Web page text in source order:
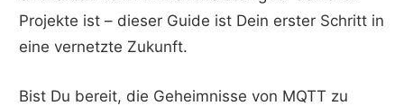
Projekte ist – dieser Guide ist Dein erster Schritt in
eine vernetzte Zukunft.
Bist Du bereit, die Geheimnisse von MQTT zu